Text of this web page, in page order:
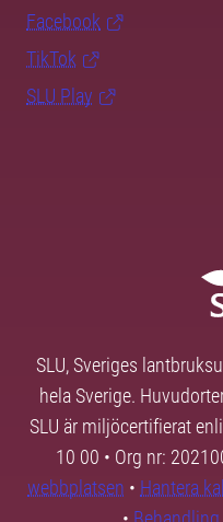
Facebook
TikTok
SLU Play
SLU, Sveriges
hela Sverige.
SLU är miljöcertifierat
10 00 • Org nr:
webbplatsen • Hantera